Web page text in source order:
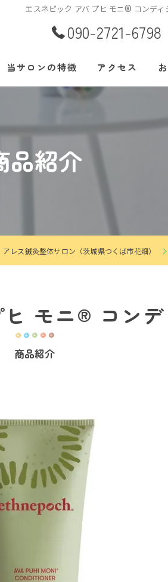
エスネピック アバ プヒ モニ® コンデ
090-2721-6798
当サロンの特徴
肩こり
美容鍼
アクセス
品紹介
アレス鍼灸整体サロン（茨城県つくば市花畑）
商品紹介
モニ® コンデ